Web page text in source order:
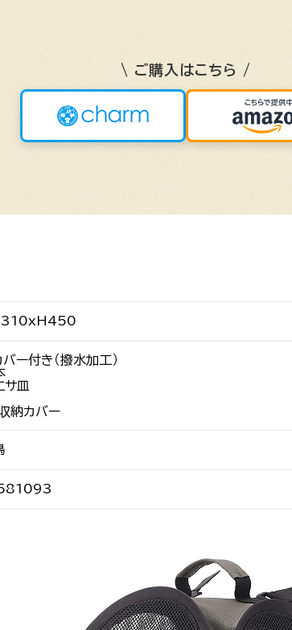
\ ご購入はこちら /
バー付き（撥水加工）
サ皿
納カバー